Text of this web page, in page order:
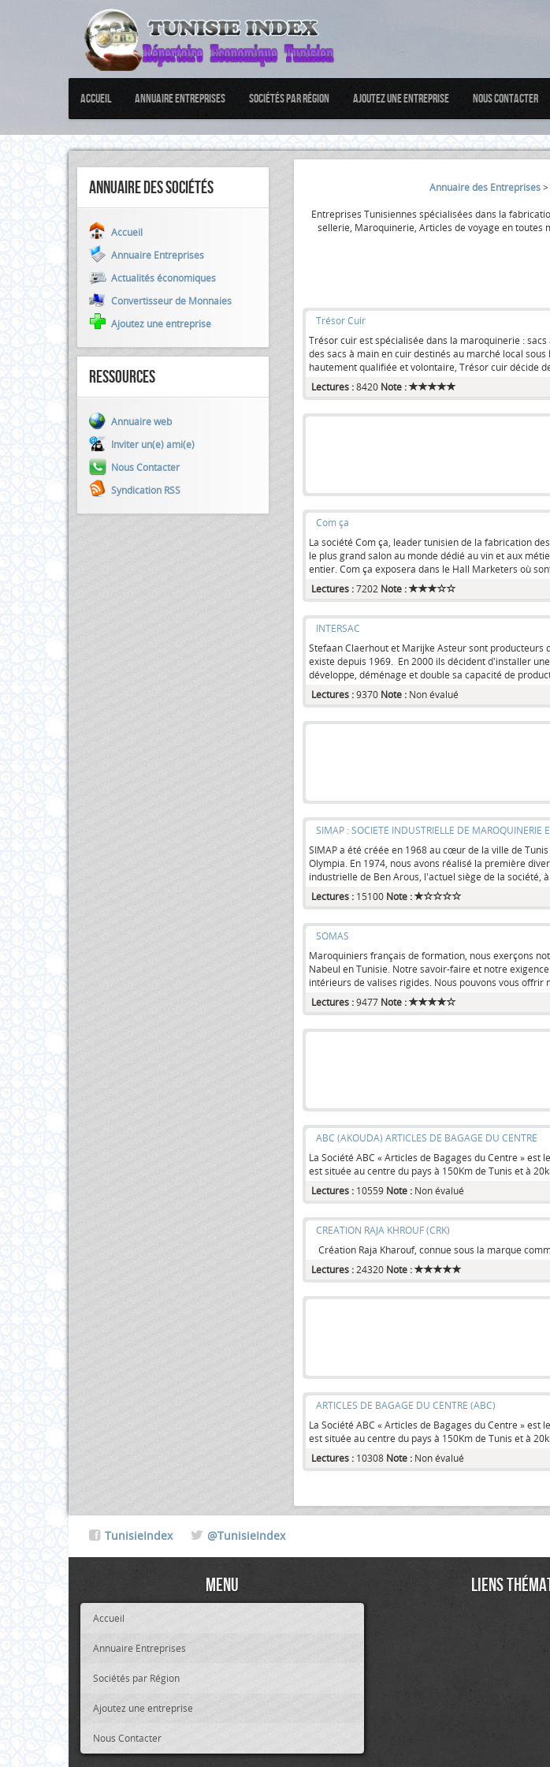
Accueil Annuaire Entreprises Sociétés par Région Ajoutez une entreprise Nous Contacter
Annuaire des sociétés
Accueil
Annuaire Entreprises
Actualités économiques
Convertisseur de Monnaies
Ajoutez une entreprise
Ressources
Annuaire web
Inviter un(e) ami(e)
Nous Contacter
Syndication RSS
Annuaire des Entreprises>
Entreprises Tunisiennes spécialisées dans la
sellerie, Maroquinerie, Articles de voyage en toutes
Trésor Cuir
Trésor cuir est spécialisée dans la maroquinerie :
des sacs à main en cuir destinés au marché local
hautement qualifiée et volontaire, Trésor cuir décide
Lectures :8420 Note :
Com ça
La société Com ça, leader tunisien de la fabrication
le plus grand salon au monde dédié au vin et aux
entier. Com ça exposera dans le Hall Marketers où
Lectures :7202 Note :
INTERSAC
Stefaan Claerhout et Marijke Asteur sont
existe depuis 1969. En 2000 ils décident d'installer
développe, déménage et double sa capacité de
Lectures :9370 Note :Non évalué
SIMAP : SOCIETE INDUSTRIELLE DE MAROQUINERIE
SIMAP a été créée en 1968 au cœur de la ville de
Olympia. En 1974, nous avons réalisé la première
industrielle de Ben Arous, l'actuel siège de la société,
Lectures :15100 Note :
SOMAS
Maroquiniers français de formation, nous exerçons
Nabeul en Tunisie. Notre savoir-faire et notre
intérieurs de valises rigides. Nous pouvons vous offrir
Lectures :9477 Note :
ABC (AKOUDA) ARTICLES DE BAGAGE DU CENTRE
La Société ABC « Articles de Bagages du Centre »
est située au centre du pays à 150Km de Tunis et à
Lectures :10559 Note :Non évalué
CREATION RAJA KHROUF (CRK)
Création Raja Kharouf, connue sous la marque
Lectures :24320 Note :
ARTICLES DE BAGAGE DU CENTRE (ABC)
La Société ABC « Articles de Bagages du Centre »
est située au centre du pays à 150Km de Tunis et à
Lectures :10308 Note :Non évalué
TunisieIndex @TunisieIndex
Menu
Accueil
Annuaire Entreprises
Sociétés par Région
Ajoutez une entreprise
Nous Contacter
Liens